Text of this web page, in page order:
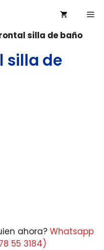
silla de baño
silla de
ahora? Whatsapp
55 3184)